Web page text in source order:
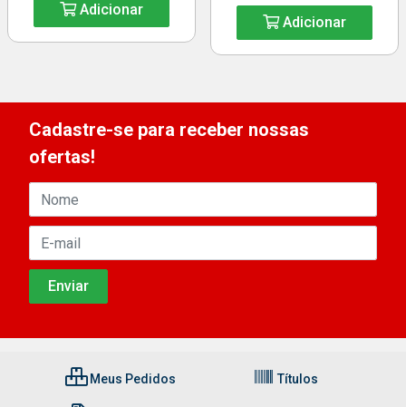
Adicionar
Adicionar
Cadastre-se para receber nossas
ofertas!
Meus Pedidos Títulos